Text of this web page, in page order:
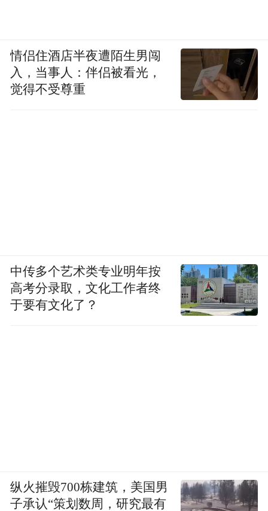
情侣住酒店半夜遭陌生男闯
入，当事人：伴侣被看光，
觉得不受尊重
中传多个艺术类专业明年按
高考分录取，文化工作者终
于要有文化了？
纵火摧毁700栋建筑，美国男
子承认“策划数周，研究最有